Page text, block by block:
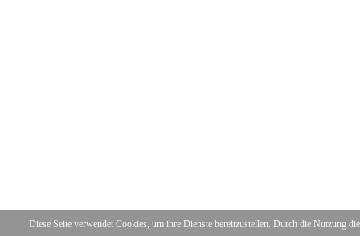
Diese Seite verwendet Cookies, um ihre Dienste bereitzustellen. Durch die Nutzung